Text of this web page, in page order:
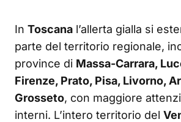
In Toscana l’allerta gialla si
parte del territorio regionale,
province di Massa-Carrara,
Firenze, Prato, Pisa, Livorno,
Grosseto, con maggiore
interni. L’intero territorio del